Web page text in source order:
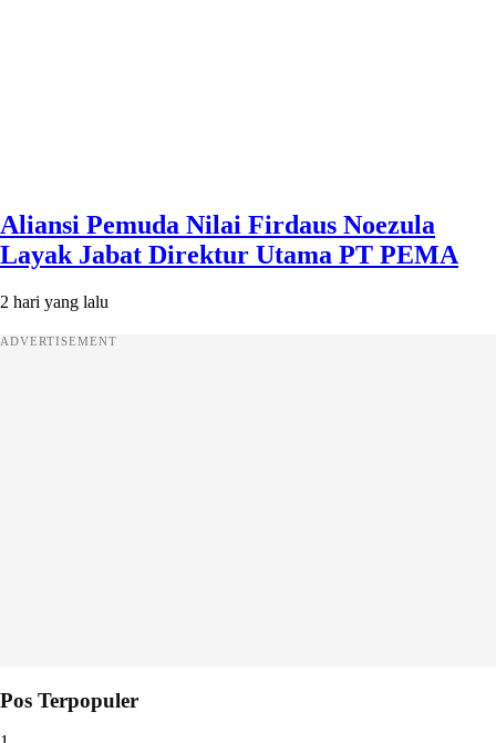
Aliansi Pemuda Nilai Firdaus Noezula
Layak Jabat Direktur Utama PT PEMA
2 hari yang lalu
ADVERTISEMENT
Pos Terpopuler